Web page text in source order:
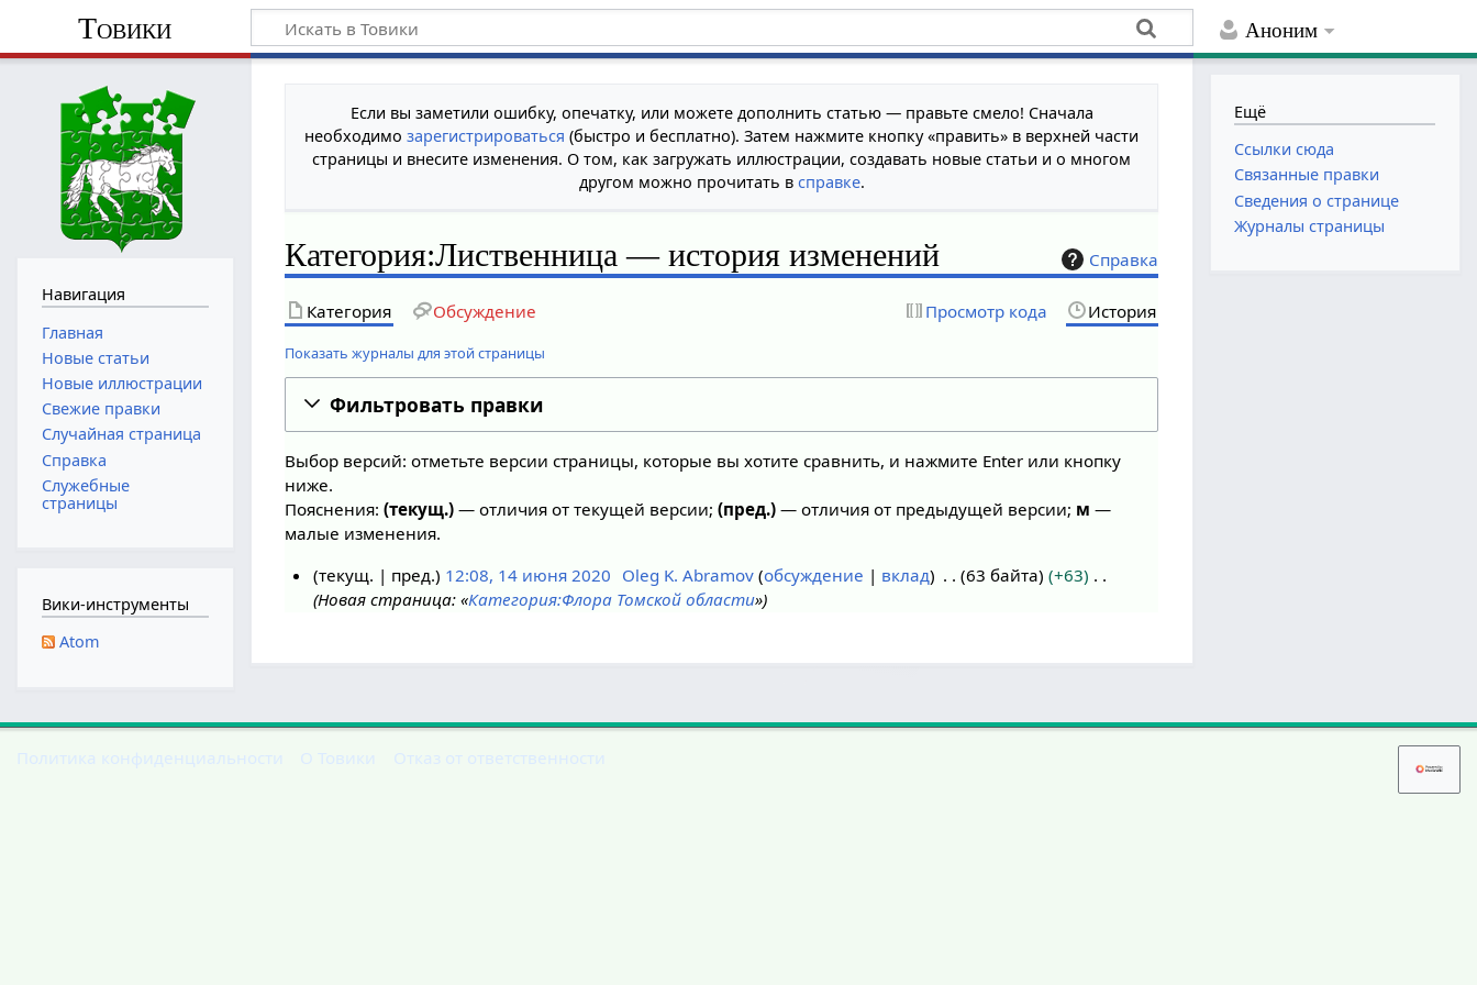
Аноним
Товики
Если вы заметили ошибку, опечатку, или можете дополнить статью — правьте смело! Сначала
необходимозарегистрироваться (быстро и бесплатно). Затем нажмите кнопку «править» в верхней части
страницы и внесите изменения. О том, как загружать иллюстрации, создавать новые статьи и о многом
другом можно прочитать в справке.
Справка
Категория:Лиственница — история изменений
Категория Обсуждение Просмотр кода История
Показать журналы для этой страницы
Фильтровать правки
Выбор версий: отметьте версии страницы, которые вы хотите сравнить, и нажмите Enter или кнопку
ниже.
Пояснения:(текущ.) — отличия от текущей версии;(пред.) — отличия от предыдущей версии; м —
малые изменения.
я
текущ. пред. 12:08, 14 июня 2020 Oleg K. Abramov обсуждение вклад 63 байта
+63
Новая страница: «Категория:Флора Томской области»
Навигация
Главная
Новые статьи
Новые иллюстрации
Свежие правки
Случайная страница
Справка
Служебные
страницы
Вики-инструменты
Atom
Ещё
Ссылки сюда
Связанные правки
Сведения о странице
Журналы страницы